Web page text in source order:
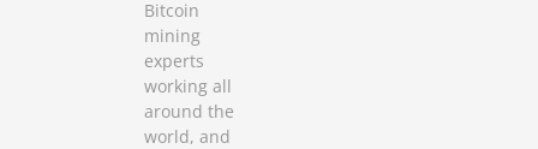
Bitcoin
mining
experts
working all
around the
world, and